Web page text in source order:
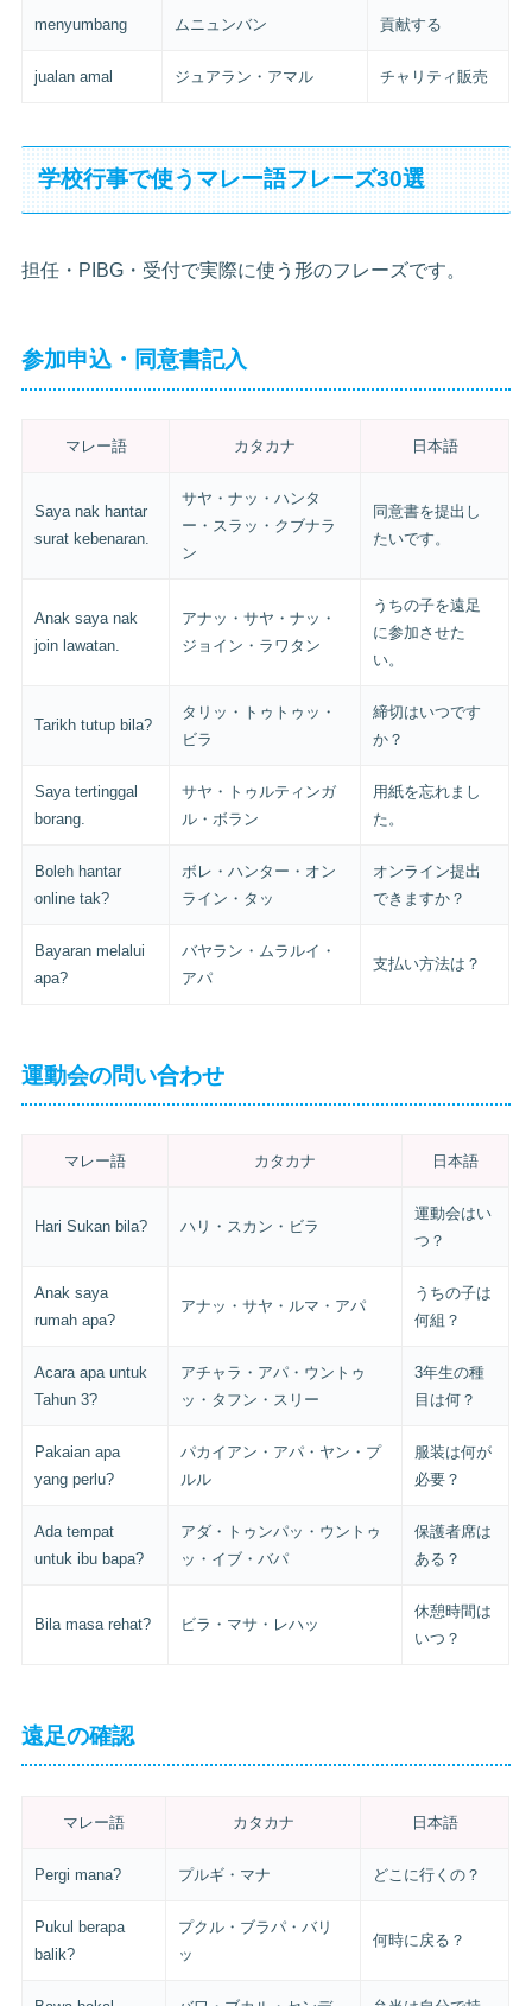
menyumbang ムニュンバン 貢献する
jualan amal ジュアラン・アマル チャリティ販売
学校行事で使うマレー語フレーズ30選
担任・PIBG・受付で実際に使う形のフレーズです。
参加申込・同意書記入
マレー語 カタカナ 日本語
Saya nak hantar
surat kebenaran.
サヤ・ナッ・ハンタ
ー・スラッ・クブナラ
ン
同意書を提出し
たいです。
Anak saya nak
join lawatan.
アナッ・サヤ・ナッ・
ジョイン・ラワタン
うちの子を遠足
に参加させた
い。
Tarikh tutup bila?
タリッ・トゥトゥッ・
ビラ
締切はいつです
か？
Saya tertinggal
borang.
サヤ・トゥルティンガ
ル・ボラン
用紙を忘れまし
た。
Boleh hantar
online tak?
ボレ・ハンター・オン
ライン・タッ
オンライン提出
できますか？
Bayaran melalui
apa?
バヤラン・ムラルイ・
アパ
支払い方法は？
運動会の問い合わせ
マレー語 カタカナ 日本語
Hari Sukan bila? ハリ・スカン・ビラ
運動会はい
つ？
Anak saya
rumah apa?
アナッ・サヤ・ルマ・アパ
うちの子は
何組？
Acara apa untuk
Tahun 3?
アチャラ・アパ・ウントゥ
ッ・タフン・スリー
3年生の種
目は何？
Pakaian apa
yang perlu?
パカイアン・アパ・ヤン・プ
ルル
服装は何が
必要？
Ada tempat
untuk ibu bapa?
アダ・トゥンパッ・ウントゥ
ッ・イブ・バパ
保護者席は
ある？
Bila masa rehat? ビラ・マサ・レハッ
休憩時間は
いつ？
遠足の確認
マレー語 カタカナ 日本語
Pergi mana? プルギ・マナ どこに行くの？
Pukul berapa
balik?
プクル・ブラパ・バリ
ッ
何時に戻る？